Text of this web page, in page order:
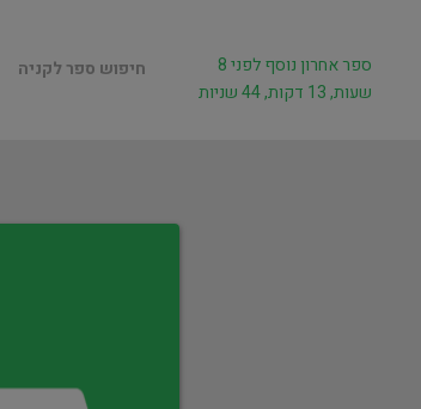
חיפוש ספר לקניה
ספר אחרון נוסף לפני 8
שעות, 13 דקות, 44 שניות